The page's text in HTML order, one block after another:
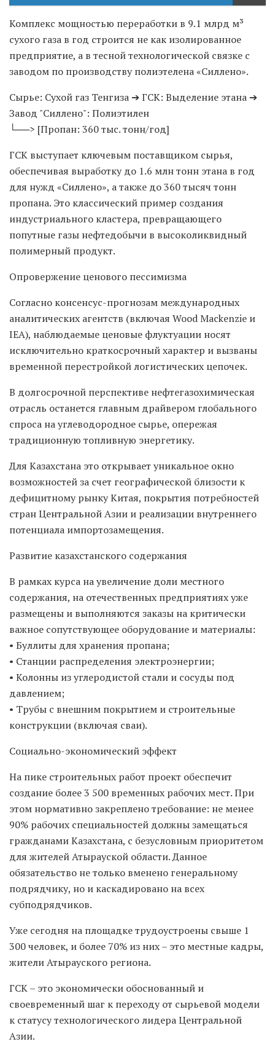
Комплекс мощностью переработки в 9.1 млрд м³
сухого газа в год строится не как изолированное
предприятие, а в тесной технологической связке с
заводом по производству полиэтелена «Силлено».
Сырье: Сухой газ Тенгиза ➔ ГСК: Выделение этана ➔
Завод "Силлено": Полиэтилен
└──> [Пропан: 360 тыс. тонн/год]
ГСК выступает ключевым поставщиком сырья,
обеспечивая выработку до 1.6 млн тонн этана в год
для нужд «Силлено», а также до 360 тысяч тонн
пропана. Это классический пример создания
индустриального кластера, превращающего
попутные газы нефтедобычи в высоколиквидный
полимерный продукт.
Опровержение ценового пессимизма
Согласно консенсус-прогнозам международных
аналитических агентств (включая Wood Mackenzie и
IEA), наблюдаемые ценовые флуктуации носят
исключительно краткосрочный характер и вызваны
временной перестройкой логистических цепочек.
В долгосрочной перспективе нефтегазохимическая
отрасль останется главным драйвером глобального
спроса на углеводородное сырье, опережая
традиционную топливную энергетику.
Для Казахстана это открывает уникальное окно
возможностей за счет географической близости к
дефицитному рынку Китая, покрытия потребностей
стран Центральной Азии и реализации внутреннего
потенциала импортозамещения.
Развитие казахстанского содержания
В рамках курса на увеличение доли местного
содержания, на отечественных предприятиях уже
размещены и выполняются заказы на критически
важное сопутствующее оборудование и материалы:
• Буллиты для хранения пропана;
• Станции распределения электроэнергии;
• Колонны из углеродистой стали и сосуды под
давлением;
• Трубы с внешним покрытием и строительные
конструкции (включая сваи).
Социально-экономический эффект
На пике строительных работ проект обеспечит
создание более 3 500 временных рабочих мест. При
этом нормативно закреплено требование: не менее
90% рабочих специальностей должны замещаться
гражданами Казахстана, с безусловным приоритетом
для жителей Атырауской области. Данное
обязательство не только вменено генеральному
подрядчику, но и каскадировано на всех
субподрядчиков.
Уже сегодня на площадке трудоустроены свыше 1
300 человек, и более 70% из них – это местные кадры,
жители Атырауского региона.
ГСК – это экономически обоснованный и
своевременный шаг к переходу от сырьевой модели
к статусу технологического лидера Центральной
Азии.